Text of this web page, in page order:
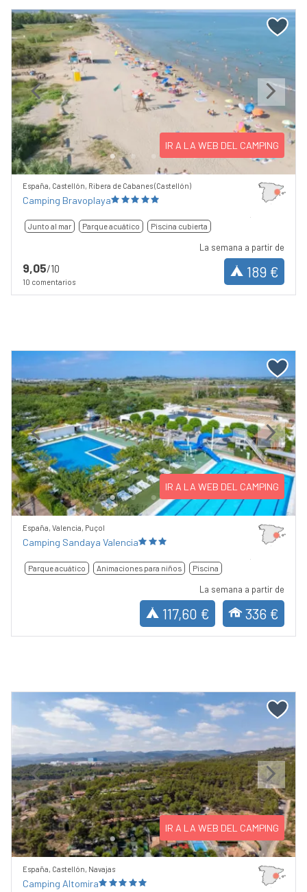
Previous Next
IR A LA WEB DEL CAMPING
España, Castellón, Ribera de Cabanes (Castellón)
Camping Bravoplaya
Junto al mar Parque acuático Piscina cubierta
9,05/10
10 comentarios
La semana a partir de
189 €
Previous Next
IR A LA WEB DEL CAMPING
España, Valencia, Puçol
Camping Sandaya Valencia
Parque acuático Animaciones para niños Piscina
La semana a partir de
117,60 € 336 €
Previous Next
IR A LA WEB DEL CAMPING
España, Castellón, Navajas
Camping Altomira